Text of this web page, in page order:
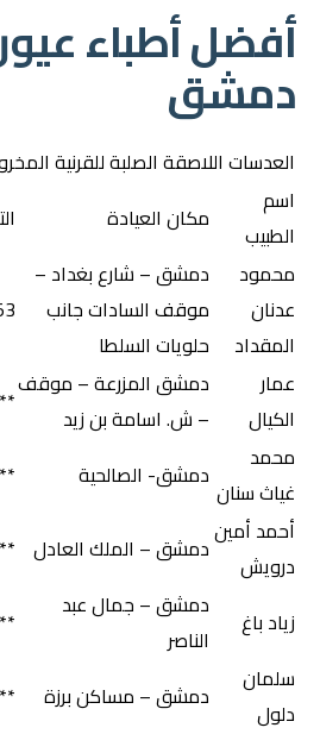
أفضل أطباء
دمشق
العدسات اللاصقة الصلبة للقرنية
اسم
الطبيب
مكان العيادة
محمود
عدنان
المقداد
دمشق – شارع بغداد –
موقف السادات جانب
حلويات السلطا
عمار
الكيال
دمشق المزرعة – موقف
– ش. اسامة بن زيد
محمد
غياث سنان دمشق- الصالحية
أحمد أمين
درويش
دمشق – الملك العادل
زياد باغ
دمشق – جمال عبد
الناصر
سلمان
دلول
دمشق – مساكن برزة